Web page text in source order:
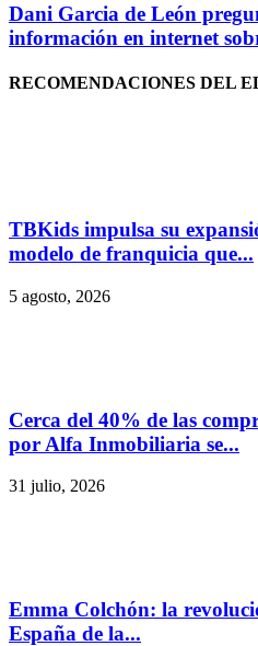
Dani Garcia de León
información en internet
RECOMENDACIONES DEL
TBKids impulsa su
modelo de franquicia que...
5 agosto, 2026
Cerca del 40% de las
por Alfa Inmobiliaria se...
31 julio, 2026
Emma Colchón: la
España de la...